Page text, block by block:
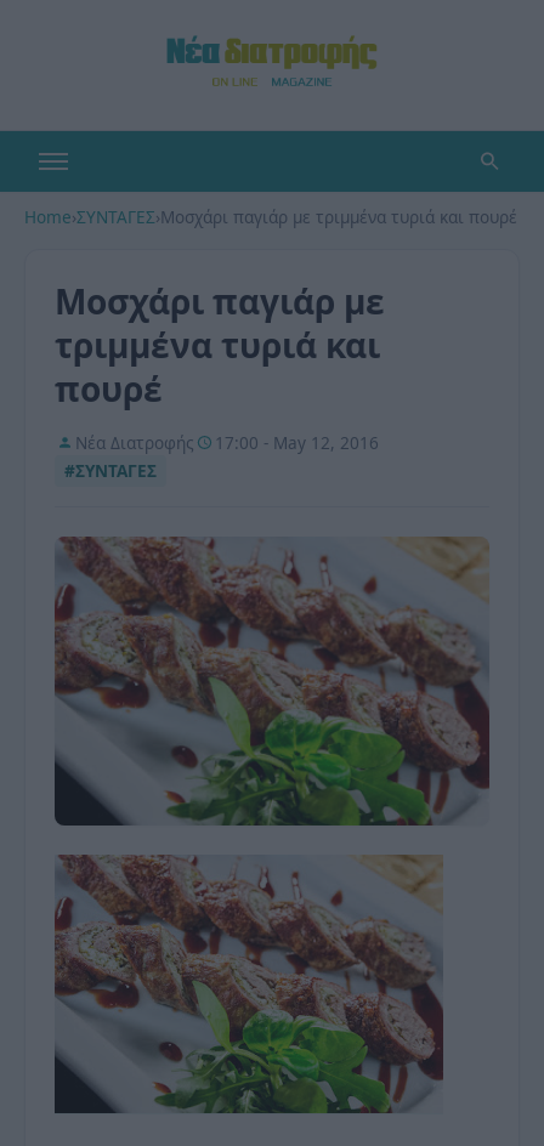
Home›ΣΥΝΤΑΓΕΣ›Μοσχάρι παγιάρ με τριμμένα τυριά και πουρέ
Μοσχάρι παγιάρ με
τριμμένα τυριά και
πουρέ
Νέα Διατροφής
17:00 - May 12, 2016
#ΣΥΝΤΑΓΕΣ